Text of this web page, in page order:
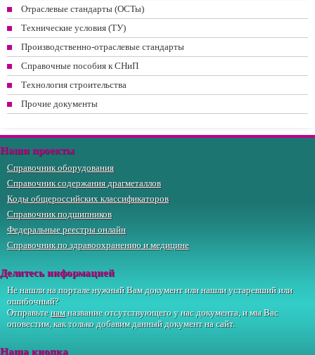
Отраслевые стандарты (ОСТы)
Технические условия (ТУ)
Производственно-отраслевые стандарты
Справочные пособия к СНиП
Технология строительства
Прочие документы
Наши проекты
Справочник оборудования
Справочник содержания драгметаллов
Коды общероссийских классификаторов
Справочник подшипников
Федеральные реестры онлайн
Справочник по здравоохранению и медицине
Делитесь информацией
Не нашли на портале нужный Вам документ или нашли устаревший или
ошибочный?
Отправьтенамназвание отсутствующего у нас документа, и мы Вас
оповестим, как только добавим данный документ на сайт.
Наша кнопка